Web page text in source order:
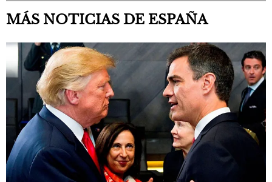
MÁS NOTICIAS DE ESPAÑA